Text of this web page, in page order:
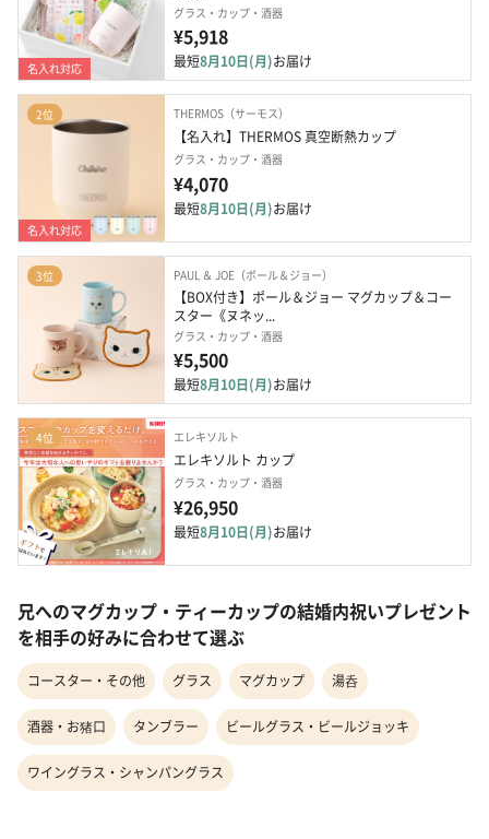
名入れ対応
グラス・カップ・酒器
¥5,918
最短8月10日(月)お届け
2位
名入れ対応
THERMOS（サーモス）
【名入れ】THERMOS 真空断熱カップ
グラス・カップ・酒器
¥4,070
最短8月10日(月)お届け
3位 PAUL ＆ JOE（ポール＆ジョー）
【BOX付き】ポール＆ジョー マグカップ＆コー
スター《ヌネッ...
グラス・カップ・酒器
¥5,500
最短8月10日(月)お届け
4位 エレキソルト
エレキソルト カップ
グラス・カップ・酒器
¥26,950
最短8月10日(月)お届け
兄へのマグカップ・ティーカップの結婚内祝いプレゼント
を相手の好みに合わせて選ぶ
コースター・その他 グラス マグカップ 湯呑
酒器・お猪口 タンブラー ビールグラス・ビールジョッキ
ワイングラス・シャンパングラス